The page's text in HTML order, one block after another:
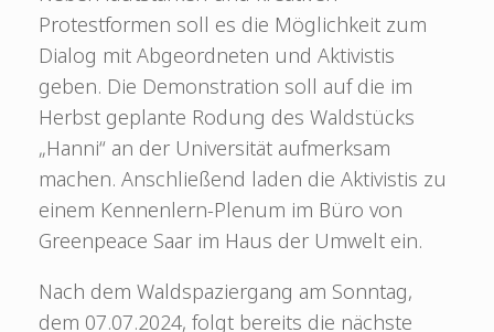
Protestformen soll es die Möglichkeit zum
Dialog mit Abgeordneten und Aktivistis
geben. Die Demonstration soll auf die im
Herbst geplante Rodung des Waldstücks
„Hanni“ an der Universität aufmerksam
machen. Anschließend laden die Aktivistis zu
einem Kennenlern-Plenum im Büro von
Greenpeace Saar im Haus der Umwelt ein.
Nach dem Waldspaziergang am Sonntag,
dem 07.07.2024, folgt bereits die nächste